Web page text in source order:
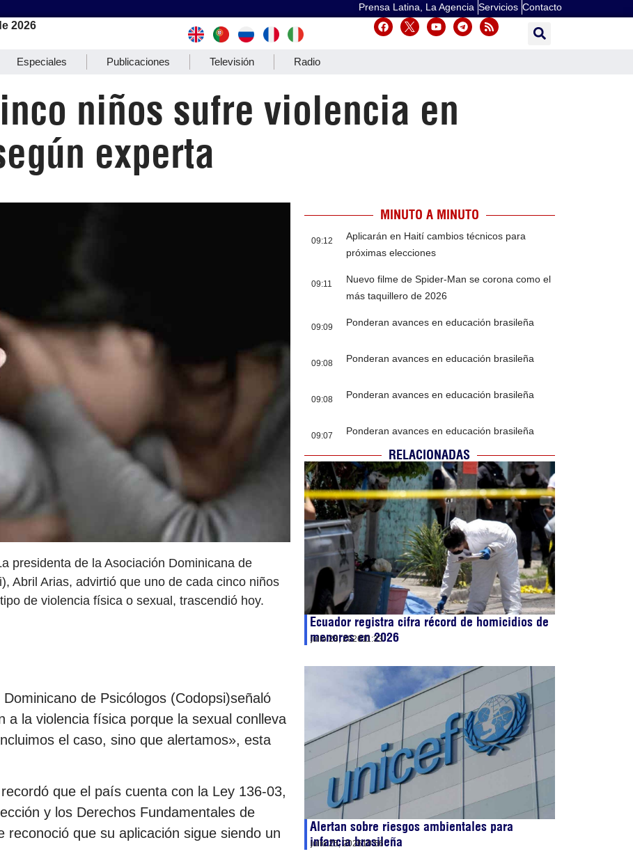
Prensa Latina, La Agencia Servicios Contacto
2026
Especiales Publicaciones Televisión Radio
niños sufre violencia en
experta
presidenta de la Asociación Dominicana de
Abril Arias, advirtió que uno de cada cinco niños
de violencia física o sexual, trascendió hoy.
de Psicólogos (Codopsi)señaló
a la violencia física porque la sexual conlleva
el caso, sino que alertamos», esta
que el país cuenta con la Ley 136-03,
y los Derechos Fundamentales de
reconoció que su aplicación sigue siendo un
MINUTO A MINUTO
09:12
Aplicarán en Haití cambios técnicos para
próximas elecciones
09:11
Nuevo filme de Spider-Man se corona como el
más taquillero de 2026
09:09 Ponderan avances en educación brasileña
09:08 Ponderan avances en educación brasileña
09:08 Ponderan avances en educación brasileña
09:07 Ponderan avances en educación brasileña
RELACIONADAS
Ecuador registra cifra récord de homicidios de
menores en 2026
julio 28, 202611:33
Alertan sobre riesgos ambientales para
infancia brasileña
julio 25, 202610:56